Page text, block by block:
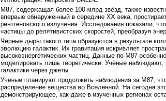
M87, содержащая более 100 млрд звёзд, также
впервые обнаруженный в середине XX века,
рентгеновского излучения. Исследования показали,
частицы до релятивистских скоростей, преобразуя
Чёрные дыры такого типа образуются в результате
эволюцию галактик. Их гравитация искривляет
высокоэнергетических частиц. Данные по M87
моделировать лишь теоретически. Учёные
галактики через джеты.
Учёные планируют продолжить наблюдения за M87,
распределение вещества во Вселенной. На сегодня
демонстрирующее, как даже в изученных регионах